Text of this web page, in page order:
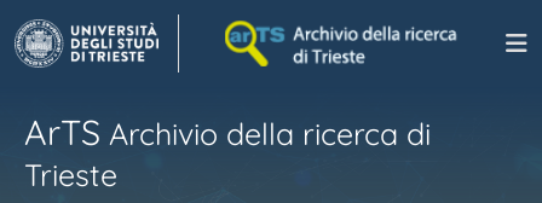
ArTS Archivio della ricerca di
Trieste